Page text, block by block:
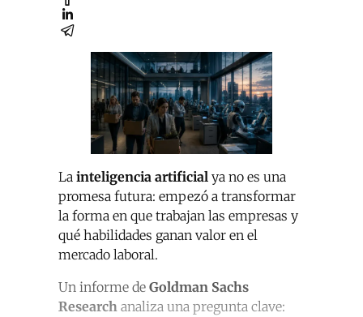
La inteligencia artificial ya no es una
promesa futura: empezó a transformar
la forma en que trabajan las empresas y
qué habilidades ganan valor en el
mercado laboral.
Un informe de Goldman Sachs
Research analiza una pregunta clave: